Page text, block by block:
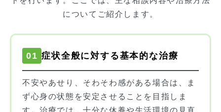
についてご紹介します。
01 症状全般に対する基本的な治療
不安やあせり、そわそわ感がある場合は、ま
ず心身の状態を安定させることを目指しま
す。治療では、十分な休養や生活環境の見直